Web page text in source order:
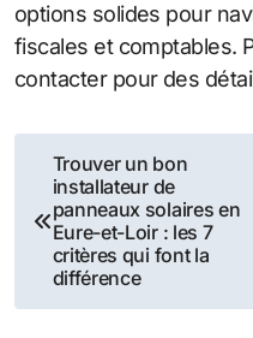
options solides pour
fiscales et comptables.
contacter pour des
Navigation
de
l’article
Trouver un bon
installateur de
panneaux solaires en
Eure-et-Loir : les 7
critères qui font la
différence